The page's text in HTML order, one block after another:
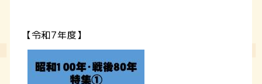
【令和7年度】